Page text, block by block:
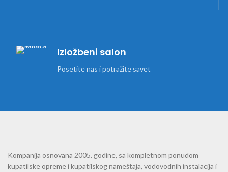
Izložbeni salon
Posetite nas i potražite savet
Kompanija osnovana 2005. godine, sa kompletnom ponudom
kupatilske opreme i kupatilskog nameštaja, vodovodnih instalacija i